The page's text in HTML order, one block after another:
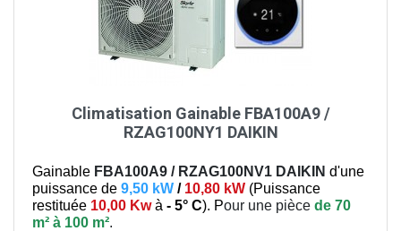
Climatisation Gainable FBA100A9 /
RZAG100NY1 DAIKIN
Gainable FBA100A9 / RZAG100NV1 DAIKIN d'une
puissance de 9,50 kW / 10,80 kW (Puissance
restituée 10,00 Kwà - 5° C). Pour une pièce de 70
m² à 100 m².